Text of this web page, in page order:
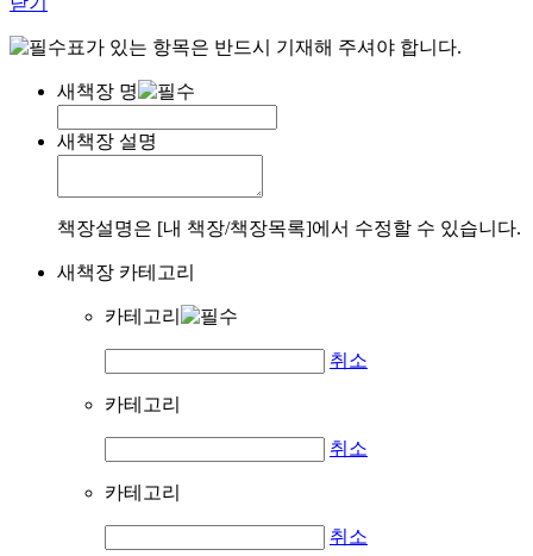
표가 있는 항목은 반드시 기재해 주셔야 합니다.
새책장 명
새책장 설명
책장설명은 [내 책장/책장목록]에서 수정할 수 있습니다.
새책장 카테고리
카테고리
취소
카테고리
취소
카테고리
취소